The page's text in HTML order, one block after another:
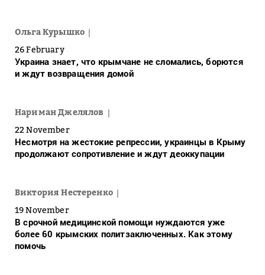
Ольга Курышко
26 February
Украина знает, что крымчане не сломались, борются
и ждут возвращения домой
Нариман Джелялов
22 November
Несмотря на жестокие репрессии, украинцы в Крыму
продолжают сопротивление и ждут деоккупации
Виктория Нестеренко
19 November
В срочной медицинской помощи нуждаются уже
более 60 крымских политзаключенных. Как этому
помочь